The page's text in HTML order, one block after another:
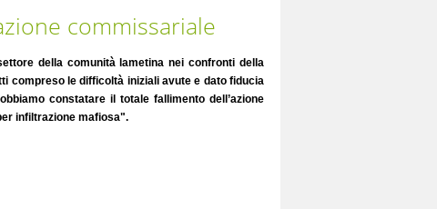
commissariale
della comunità lametina nei confronti della
compreso le difficoltà iniziali avute e dato fiducia
constatare il totale fallimento dell’azione
infiltrazione mafiosa".